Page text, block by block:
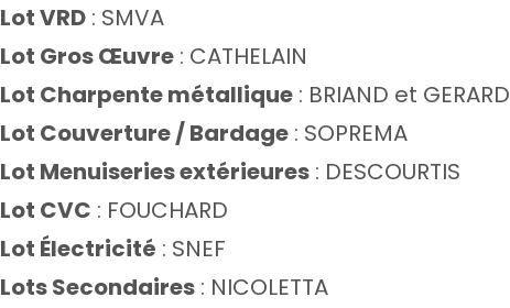
Lot VRD: SMVA
Lot Gros Œuvre: CATHELAIN
Lot Charpente métallique: BRIAND et GERARD
Lot Couverture / Bardage: SOPREMA
Lot Menuiseries extérieures: DESCOURTIS
Lot CVC : FOUCHARD
Lot Électricité : SNEF
Lots Secondaires: NICOLETTA